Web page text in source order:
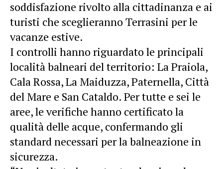
soddisfazione rivolto alla cittadinanza e ai
turisti che sceglieranno Terrasini per le
vacanze estive.
I controlli hanno riguardato le principali
località balneari del territorio: La Praiola,
Cala Rossa, La Maiduzza, Paternella, Città
del Mare e San Cataldo. Per tutte e sei le
aree, le verifiche hanno certificato la
qualità delle acque, confermando gli
standard necessari per la balneazione in
sicurezza.